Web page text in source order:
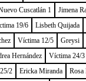
Cuscatlán 1 Jimena
19/6 Lisbeth Quijada
Víctima 12/5 Greysi
Hernández Víctima 24/3
2 Ericka Miranda Rosa